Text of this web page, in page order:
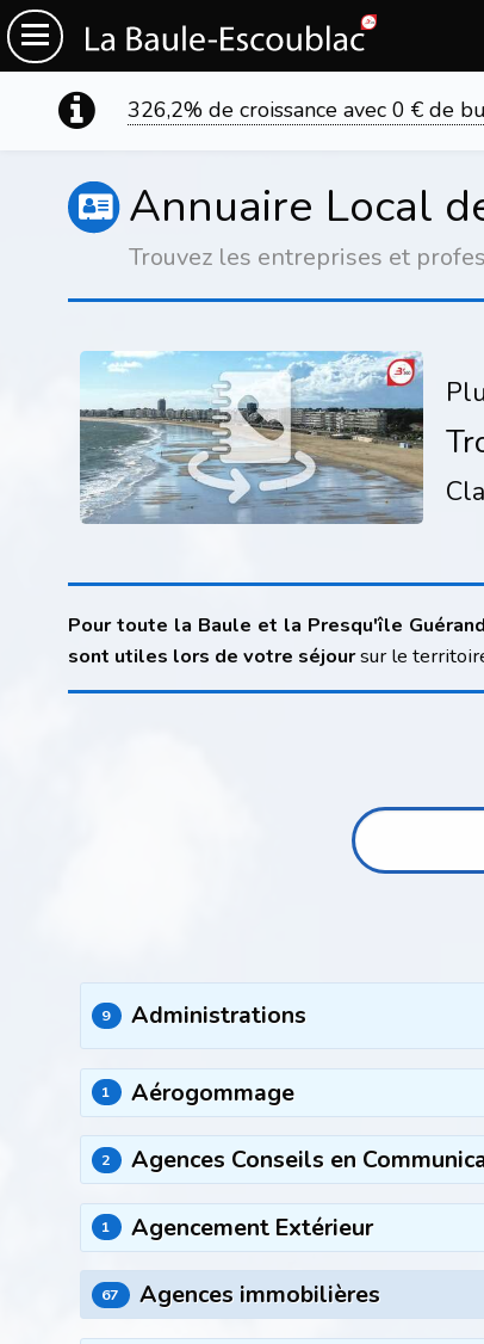
326,2% de croissance avec 0 € de
Annuaire Local
Trouvez les entreprises et
Pour toute la Baule et la Presqu'île
sont utiles lors de votre séjoursur le
9 Administrations
1 Aérogommage
2 Agences Conseils en
1 Agencement Extérieur
67 Agences immobilières